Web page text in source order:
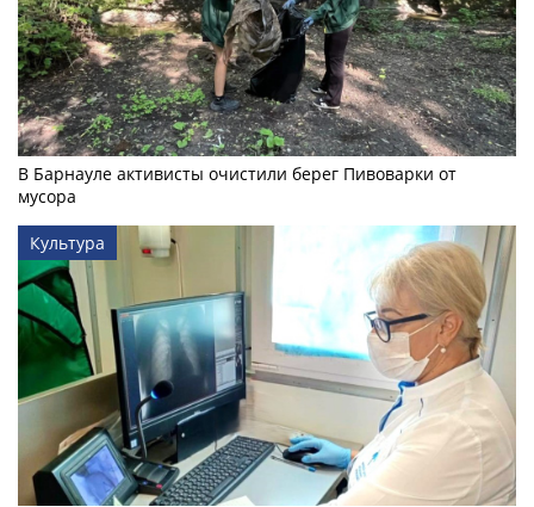
В Барнауле активисты очистили берег Пивоварки от
мусора
Культура